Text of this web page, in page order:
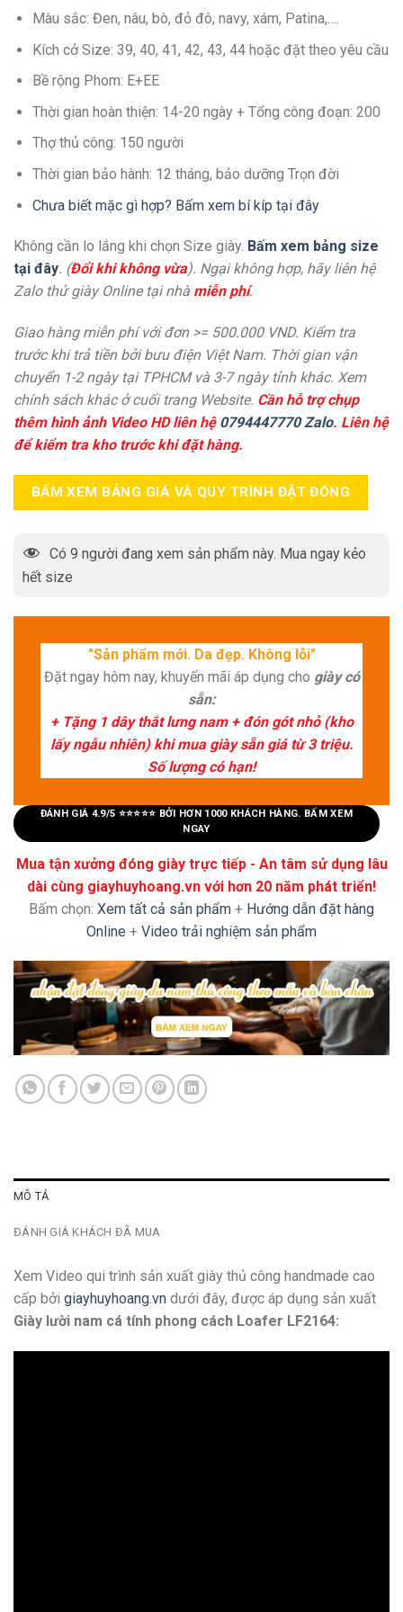
Màu sắc: Đen, nâu, bò, đỏ đô, navy, xám, Patina,….
Kích cở Size: 39, 40, 41, 42, 43, 44 hoặc đặt theo yêu cầu
Bề rộng Phom: E+EE
Thời gian hoàn thiện: 14-20 ngày + Tổng công đoạn: 200
Thợ thủ công: 150 người
Thời gian bảo hành: 12 tháng, bảo dưỡng Trọn đời
Chưa biết mặc gì hợp? Bấm xem bí kíp tại đây
Không cần lo lắng khi chọn Size giày. Bấm xem bảng size
tại đây. (Đổi khi không vừa). Ngại không hợp, hãy liên hệ
Zalo thử giày Online tại nhà miễn phí.
Giao hàng miễn phí với đơn >= 500.000 VND. Kiểm tra
trước khi trả tiền bởi bưu điện Việt Nam. Thời gian vận
chuyển 1-2 ngày tại TPHCM và 3-7 ngày tỉnh khác. Xem
chính sách khác ở cuối trang Website. Cần hỗ trợ chụp
thêm hình ảnh Video HD liên hệ 0794447770 Zalo. Liên hệ
để kiểm tra kho trước khi đặt hàng.
BẤM XEM BẢNG GIÁ VÀ QUY TRÌNH ĐẶT ĐÓNG
Có 9 người đang xem sản phẩm này. Mua ngay kẻo
hết size
"Sản phẩm mới. Da đẹp. Không lỗi"
Đặt ngay hôm nay, khuyến mãi áp dụng cho giày có
sẵn:
+ Tặng 1 dây thắt lưng nam + đón gót nhỏ (kho
lấy ngẫu nhiên) khi mua giày sẵn giá từ 3 triệu.
Số lượng có hạn!
ĐÁNH GIÁ 4.9/5 ⭐⭐⭐⭐⭐ BỞI HƠN 1000 KHÁCH HÀNG. BẤM XEM
NGAY
Mua tận xưởng đóng giày trực tiếp - An tâm sử dụng lâu
dài cùng giayhuyhoang.vn với hơn 20 năm phát triển!
Bấm chọn: Xem tất cả sản phẩm + Hướng dẫn đặt hàng
Online + Video trải nghiệm sản phẩm
MÔ TẢ
ĐÁNH GIÁ KHÁCH ĐÃ MUA
Xem Video qui trình sản xuất giày thủ công handmade cao
cấp bởi giayhuyhoang.vn dưới đây, được áp dụng sản xuất
Giày lười nam cá tính phong cách Loafer LF2164: